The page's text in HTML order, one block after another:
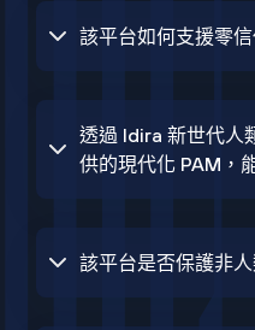
該平台如何支援零信
透過 Idira 新世代人
供的現代化 PAM，
該平台是否保護非人